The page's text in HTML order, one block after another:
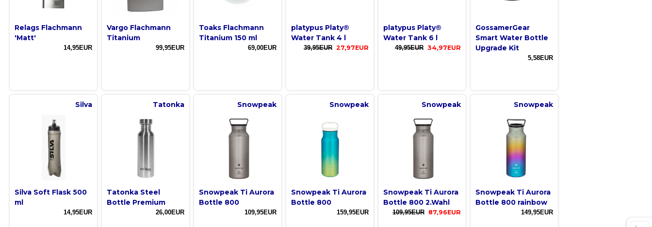
Relags Flachmann
'Matt'
14,95EUR
Vargo Flachmann
Titanium
99,95EUR
Toaks Flachmann
Titanium 150 ml
69,00EUR
platypus Platy®
Water Tank 4 l
39,95EUR 27,97EUR
platypus Platy®
Water Tank 6 l
49,95EUR 34,97EUR
GossamerGear
Smart Water Bottle
Upgrade Kit
5,58EUR
Silva
Silva Soft Flask 500
ml
14,95EUR
Tatonka
Tatonka Steel
Bottle Premium
26,00EUR
Snowpeak
Snowpeak Ti Aurora
Bottle 800
109,95EUR
Snowpeak
Snowpeak Ti Aurora
Bottle 800
159,95EUR
Snowpeak
Snowpeak Ti Aurora
Bottle 800 2.Wahl
109,95EUR 87,96EUR
Snowpeak
Snowpeak Ti Aurora
Bottle 800 rainbow
149,95EUR